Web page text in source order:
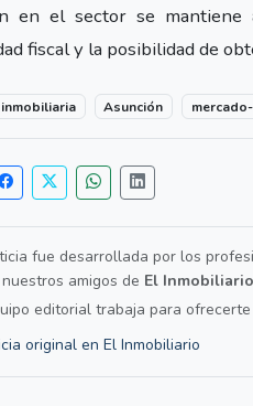
en el sector se mantiene
fiscal y la posibilidad de
Asunción
fue desarrollada por los
amigos de El Inmobiliario
editorial trabaja para
original en El Inmobiliario